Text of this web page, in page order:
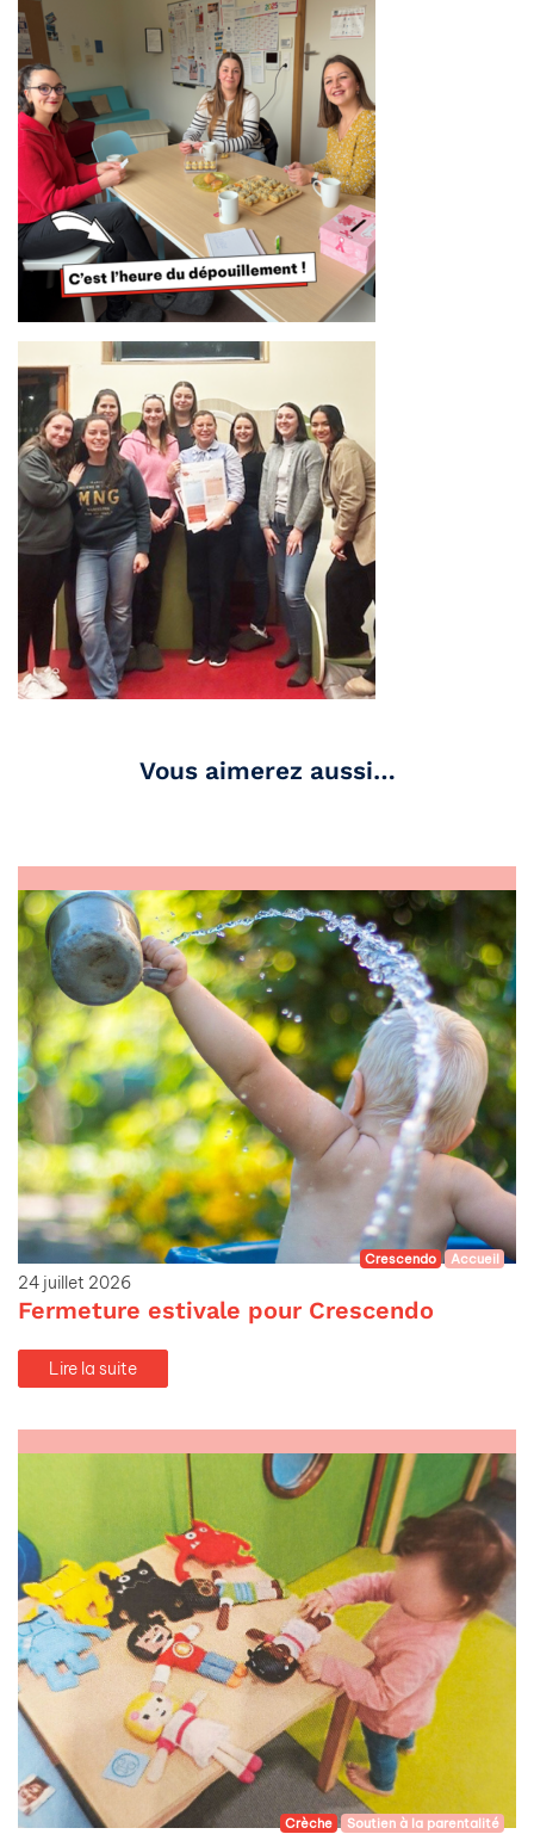
Vous aimerez aussi…
Crescendo Accueil
24 juillet 2026
Fermeture estivale pour Crescendo
Lire la suite
Crèche Soutien à la parentalité